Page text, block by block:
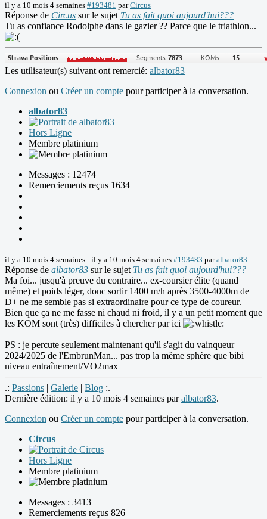
il y a 10 mois 4 semaines #193481 parCircus
Réponse de Circus sur le sujet Tu as fait quoi aujourd'hui???
Tu as confiance Rodolphe dans le gazier ?? Parce que le triathlon...
Les utilisateur(s) suivant ont remercié: albator83
Connexion ou Créer un compte pour participer à la conversation.
albator83
Hors Ligne
Membre platinium
Messages : 12474
Remerciements reçus 1634
il y a 10 mois 4 semaines - il y a 10 mois 4 semaines #193483 paralbator83
Réponse de albator83 sur le sujet Tu as fait quoi aujourd'hui???
Ma foi... jusqu'à preuve du contraire... ex-coursier élite (quand
même) et poids léger, donc sortir 1400 m/h après 3500-4000m de
D+ ne me semble pas si extraordinaire pour ce type de coureur.
Bien que ça ne me fasse ni chaud ni froid, il y a un petit moment que
les KOM sont (très) difficiles à chercher par ici
PS : je percute seulement maintenant qu'il s'agit du vainqueur
2024/2025 de l'EmbrunMan... pas trop la même sphère que bibi
niveau entraînement/VO2max
.: Passions | Galerie | Blog :.
Dernière édition: il y a 10 mois 4 semaines paralbator83.
Connexion ou Créer un compte pour participer à la conversation.
Circus
Hors Ligne
Membre platinium
Messages : 3413
Remerciements reçus 826